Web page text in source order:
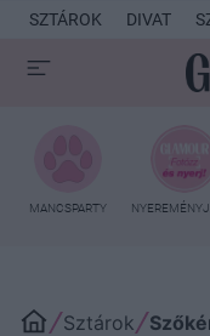
SZTÁROK DIVAT
MANCSPARTY
Sztárok